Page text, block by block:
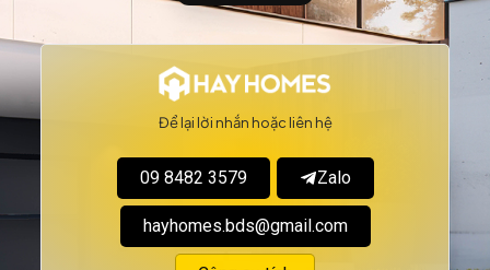
Để lại lời nhắn hoặc liên hệ
09 8482 3579 Zalo
hayhomes.bds@gmail.com